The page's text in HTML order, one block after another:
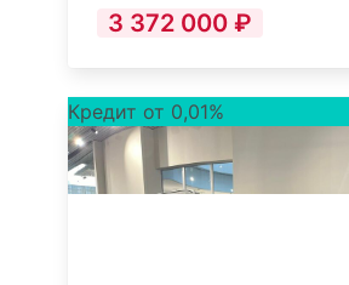
3 372 000 ₽
Кредит от 0,01%